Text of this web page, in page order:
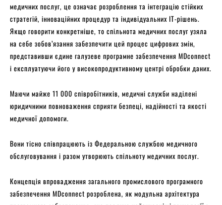
медичних послуг, це означає розроблення та інтеграцію стійких
стратегій, інноваційних процедур та індивідуальних ІТ-рішень.
Якщо говорити конкретніше, то спільнота медичних послуг узяла
на себе зобов’язання забезпечити цей процес цифрових змін,
представивши єдине галузеве програмне забезпечення MDconnect
і експлуатуючи його у високопродуктивному центрі обробки даних.
Маючи майже 11 000 співробітників, медичні служби наділені
юридичними повноваження сприяти безпеці, надійності та якості
медичної допомоги.
Вони тісно співпрацюють із Федеральною службою медичного
обслуговування і разом утворюють спільноту медичних послуг.
Концепція впровадження загального промислового програмного
забезпечення MDconnect розроблена, як модульна архітектура